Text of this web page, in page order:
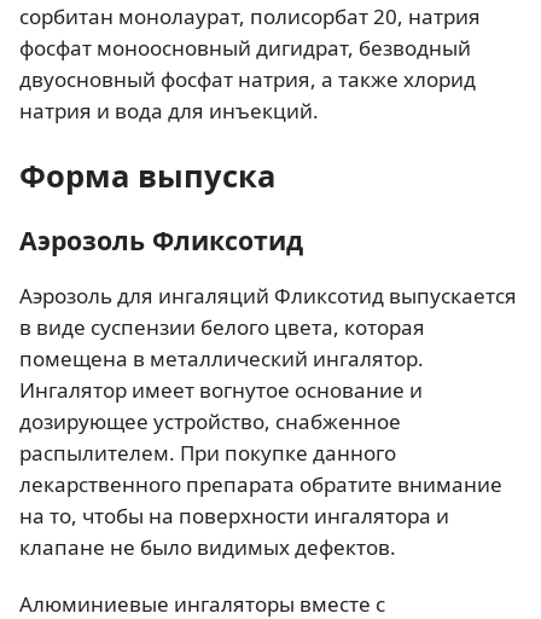
сорбитан монолаурат, полисорбат 20, натрия
фосфат моноосновный дигидрат, безводный
двуосновный фосфат натрия, а также хлорид
натрия и вода для инъекций.
Форма выпуска
Аэрозоль Фликсотид
Аэрозоль для ингаляций Фликсотид выпускается
в виде суспензии белого цвета, которая
помещена в металлический ингалятор.
Ингалятор имеет вогнутое основание и
дозирующее устройство, снабженное
распылителем. При покупке данного
лекарственного препарата обратите внимание
на то, чтобы на поверхности ингалятора и
клапане не было видимых дефектов.
Алюминиевые ингаляторы вместе с